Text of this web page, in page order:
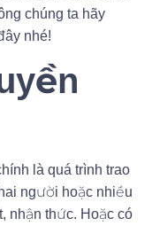
chúng ta hãy
nhé!
là quá trình trao
người hoặc nhiều
nhận thức. Hoặc có